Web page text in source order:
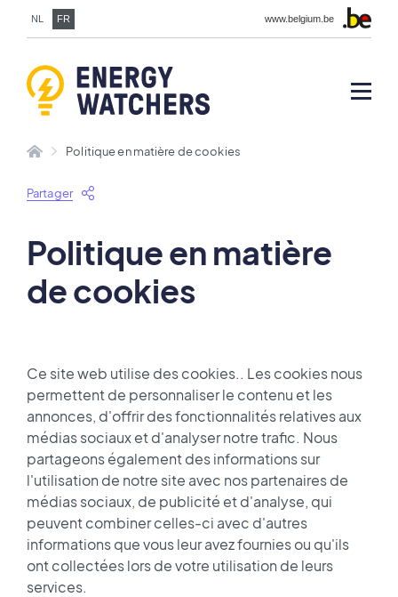
NL FR www.belgium.be
Politique en matière de cookies
Partager
Politique en matière
de cookies
Ce site web utilise des cookies.. Les cookies nous
permettent de personnaliser le contenu et les
annonces, d'offrir des fonctionnalités relatives aux
médias sociaux et d'analyser notre trafic. Nous
partageons également des informations sur
l'utilisation de notre site avec nos partenaires de
médias sociaux, de publicité et d'analyse, qui
peuvent combiner celles-ci avec d'autres
informations que vous leur avez fournies ou qu'ils
ont collectées lors de votre utilisation de leurs
services.